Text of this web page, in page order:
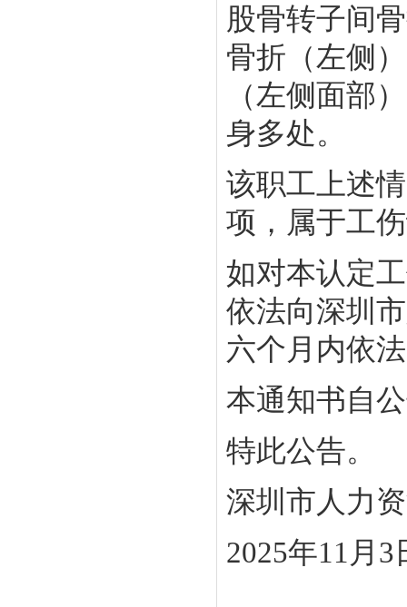
股骨转子间
骨折 （左侧 ）
（左侧面部
身多处。
该职工上述
项，属于工
如对本认定
依法向深圳
六个月内依
本通知书自
特此公告。
深圳市人力
2025年11月3